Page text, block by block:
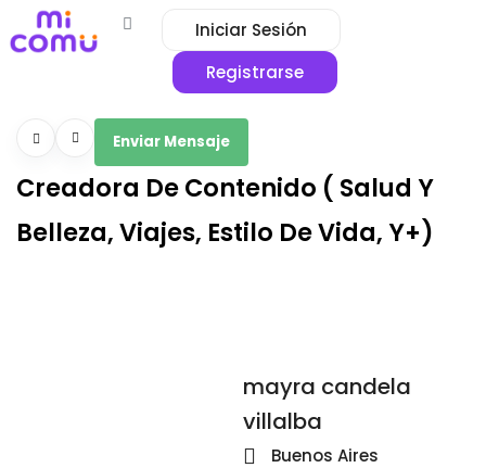
Iniciar Sesión
Registrarse
Enviar Mensaje
Creadora De Contenido ( Salud Y
Belleza, Viajes, Estilo De Vida, Y+)
mayra candela
villalba
Buenos Aires